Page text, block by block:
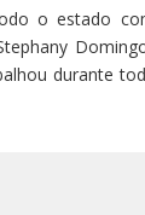
o estado
durante